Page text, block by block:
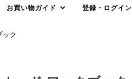
お買い物ガイド 登録・ログイン
ック